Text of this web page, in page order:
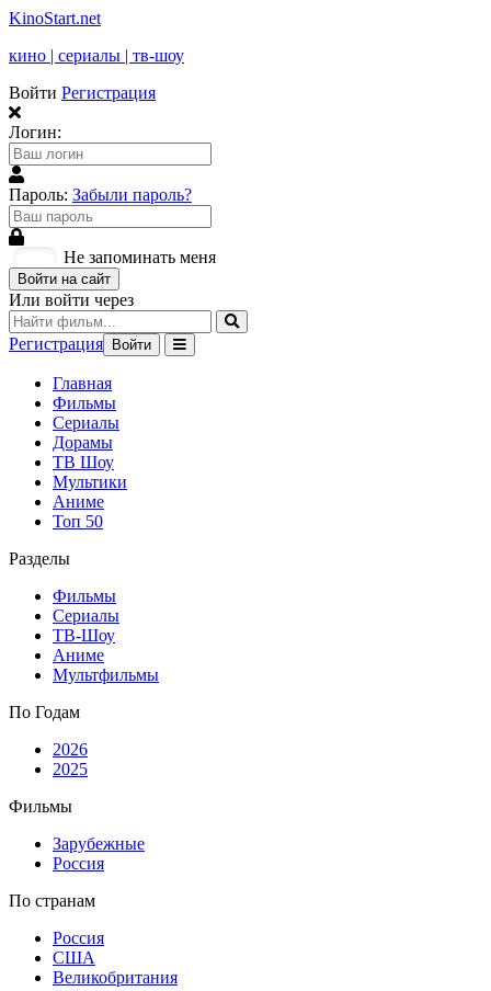
KinoStart.net
кино | сериалы | тв-шоу
Войти Регистрация
Логин:
Пароль: Забыли пароль?
Не запоминать меня
Войти на сайт
Или войти через
Регистрация Войти
Главная
Фильмы
Сериалы
Дорамы
ТВ Шоу
Мультики
Аниме
Топ 50
Разделы
Фильмы
Сериалы
ТВ-Шоу
Аниме
Мультфильмы
По Годам
2026
2025
Фильмы
Зарубежные
Россия
По странам
Россия
США
Великобритания